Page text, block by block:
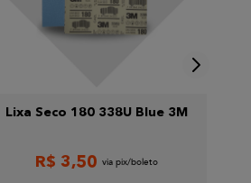
Lixa Seco 180 338U Blue 3M
R$ 3,50